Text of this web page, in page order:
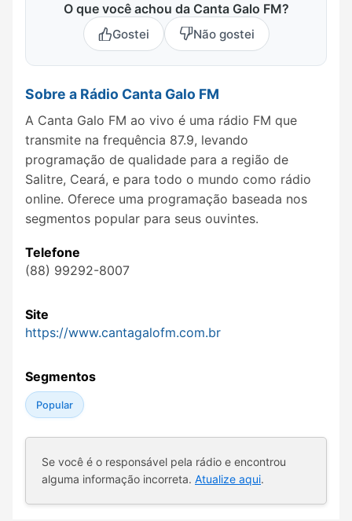
O que você achou da Canta Galo FM?
Gostei Não gostei
Sobre a Rádio Canta Galo FM
A Canta Galo FM ao vivo é uma rádio FM que
transmite na frequência 87.9, levando
programação de qualidade para a região de
Salitre, Ceará, e para todo o mundo como rádio
online. Oferece uma programação baseada nos
segmentos popular para seus ouvintes.
Telefone
(88) 99292-8007
Site
https://www.cantagalofm.com.br
Segmentos
Popular
Se você é o responsável pela rádio e encontrou
alguma informação incorreta. Atualize aqui.